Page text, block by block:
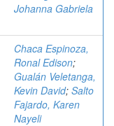
Johanna Gabriela
Chaca Espinoza,
Ronal Edison;
Gualán Veletanga,
Kevin David; Salto
Fajardo, Karen
Nayeli